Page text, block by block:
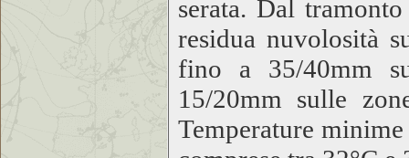
serata. Dal
residua nuvolosità
fino a 35/40mm
15/20mm sulle
Temperature